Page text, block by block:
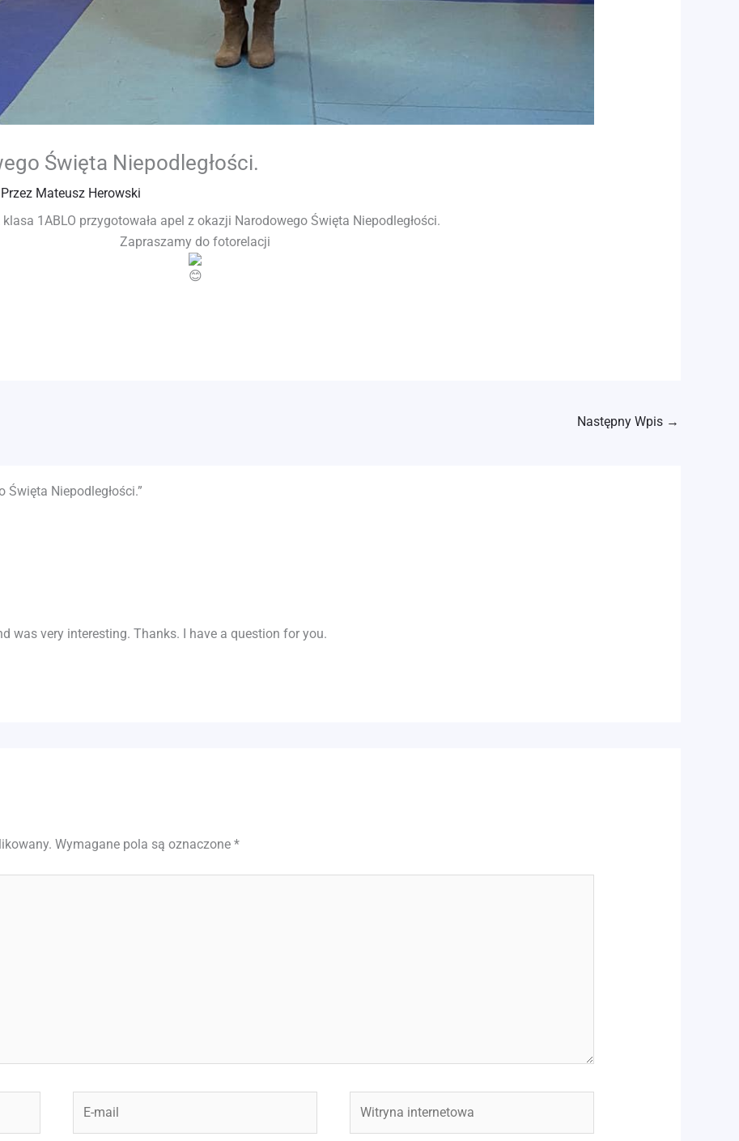
Święta Niepodległości.
Mateusz Herowski
1ABLO przygotowała apel z okazji Narodowego Święta Niepodległości.
Zapraszamy do fotorelacji
Następny Wpis →
Niepodległości.”
was very interesting. Thanks. I have a question for you.
Wymagane pola są oznaczone *
mail
internetowa